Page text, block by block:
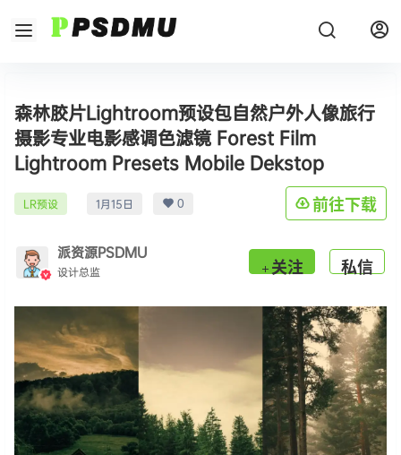
森林胶片Lightroom预设包自然户外人像旅行
摄影专业电影感调色滤镜 Forest Film
Lightroom Presets Mobile Dekstop
LR预设 1月15日 0 前往下载
派资源PSDMU
设计总监 关注 私信